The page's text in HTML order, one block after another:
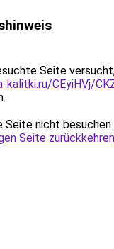
Seite
CEyiHVj/
Seite nicht
Seite zurückkehren